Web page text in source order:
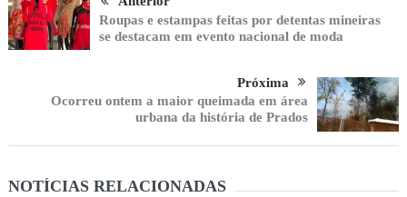
Roupas e estampas feitas por detentas mineiras
se destacam em evento nacional de moda
Próxima
Ocorreu ontem a maior queimada em área
urbana da história de Prados
NOTÍCIAS RELACIONADAS